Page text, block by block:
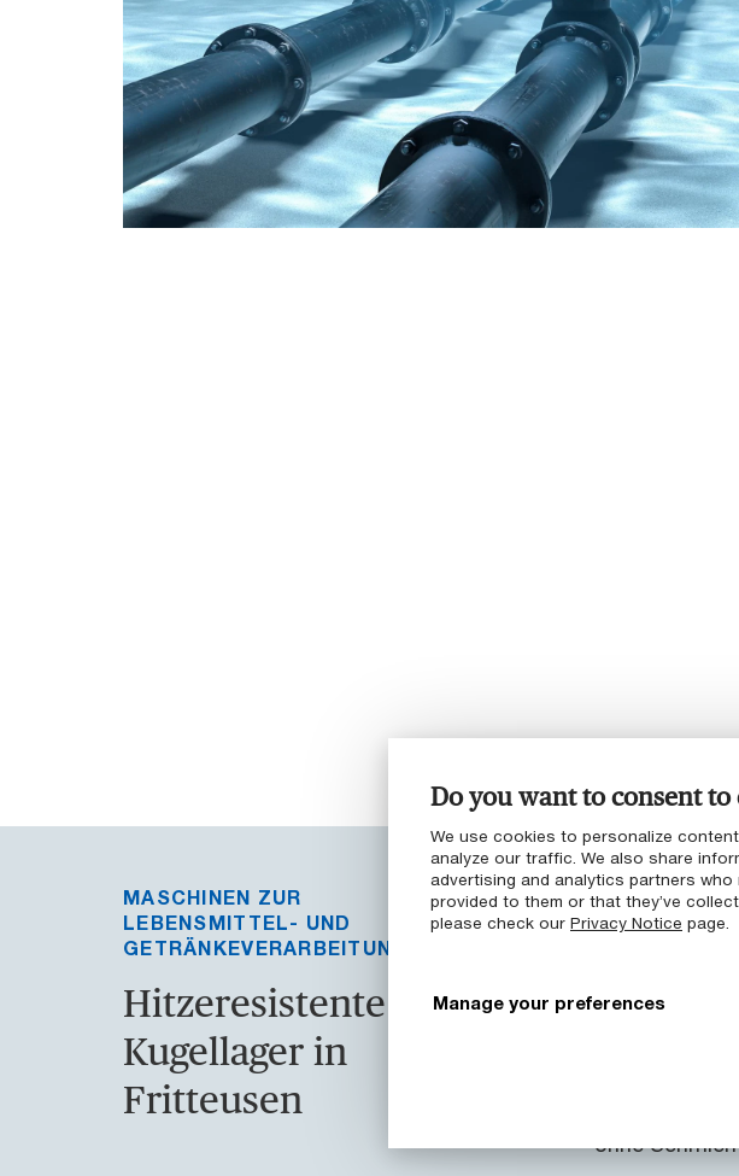
Do you want to consent to
We use cookies to personalize
analyze our traffic. We also share
advertising and analytics partners
provided to them or that they’ve
please check our Privacy Notice page.
Manage your preferences
MASCHINEN ZUR
LEBENSMITTEL- UND
GETRÄNKEVERARBEITUNG
Hitzeresistente
Kugellager in
Fritteusen
Anforderung:
enthielten
sie in heißes
auslaufen,
wiederum
ohne